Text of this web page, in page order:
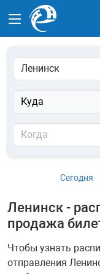
Куда
Сегодня
Ленинск -
продажа
Чтобы узнать
отправления